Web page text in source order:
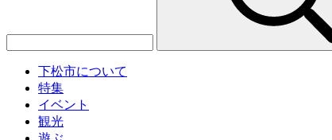
下松市について
特集
イベント
観光